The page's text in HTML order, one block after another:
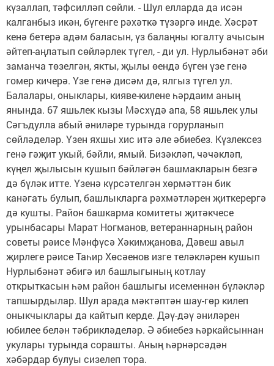
күзаллап, тәфсилләп сөйли. - Шул елларда да исән
калганбыз икән, бүгенге рәхәткә түзәргә инде. Хәсрәт
кенә бетерә адәм баласын, үз балаңны югалту ачысын
әйтеп-аңлатып сөйләрлек түгел, - ди ул. Нурлыбәнәт әби
заманча төзелгән, якты, җылы өендә бүген үзе генә
гомер кичерә. Үзе генә дисәм дә, ялгыз түгел ул.
Балалары, оныклары, кияве-килене һәрдаим аның
янында. 67 яшьлек кызы Мәсхүдә апа, 58 яшьлек улы
Сәгъдулла абый әниләре турында горурланып
сөйләделәр. Үзен яхшы хис итә әле әбиебез. Күзлексез
генә гәҗит укый, бәйли, ямый. Бизәкләп, чәчәкләп,
күңел җылысын кушып бәйләгән башмакларын безгә
дә бүләк итте. Үзенә күрсәтелгән хөрмәттән бик
канәгать булып, башлыкларга рәхмәтләрен җиткерергә
дә кушты. Район башкарма комитеты җитәкчесе
урынбасары Марат Ногманов, ветераннарның район
советы рәисе Мәнфүсә Хәкимҗанова, Дәвеш авыл
җирлеге рәисе Таһир Хөсәенов изге теләкләрен кушып
Нурлыбәнәт әбигә ил башлыгының котлау
открыткасын һәм район башлыгы исеменнән бүләкләр
тапшырдылар. Шул арада мәктәптән шау-гөр килеп
оныкчыклары да кайтып керде. Дәү-дәү әниләрен
юбилее белән тәбрикләделәр. Ә әбиебез һәркайсыннан
укулары турында сорашты. Аның һәрнәрсәдән
хәбәрдар булуы сизелеп тора.